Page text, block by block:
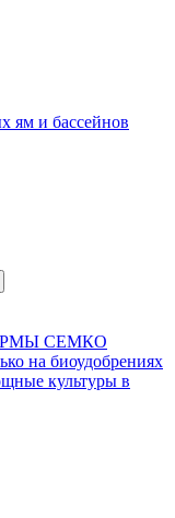
ям и бассейнов
СЕМКО
на биоудобрениях
культуры в